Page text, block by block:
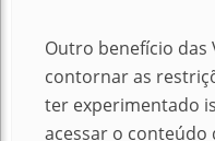
Outro benefício das
contornar as
ter experimentado
acessar o conteúdo